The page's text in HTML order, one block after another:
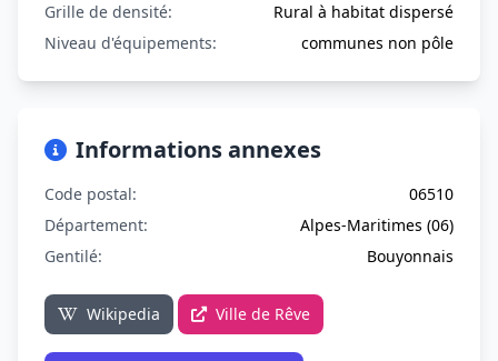
Grille de densité:
Rural à habitat dispersé
Niveau d'équipements:
communes non pôle
Informations annexes
Code postal:
06510
Département:
Alpes-Maritimes (06)
Gentilé:
Bouyonnais
Wikipedia Ville de Rêve